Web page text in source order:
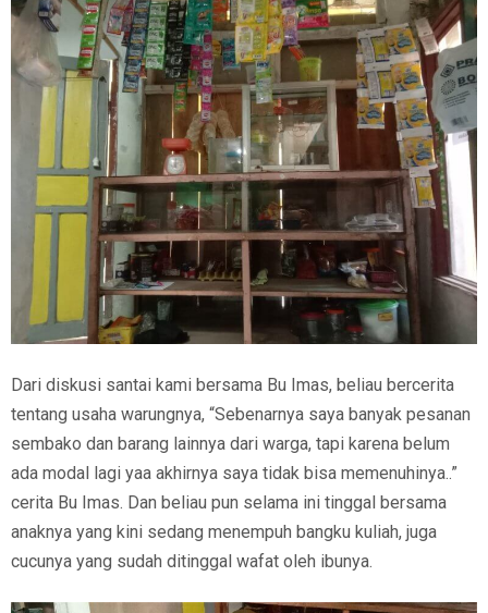
Dari diskusi santai kami bersama Bu Imas, beliau bercerita
tentang usaha warungnya, “Sebenarnya saya banyak pesanan
sembako dan barang lainnya dari warga, tapi karena belum
ada modal lagi yaa akhirnya saya tidak bisa memenuhinya..”
cerita Bu Imas. Dan beliau pun selama ini tinggal bersama
anaknya yang kini sedang menempuh bangku kuliah, juga
cucunya yang sudah ditinggal wafat oleh ibunya.